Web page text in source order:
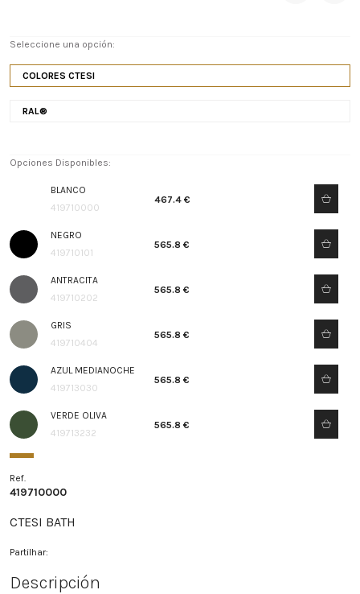
Seleccione una opción:
COLORES CTESI
RAL®
Opciones Disponibles:
BLANCO
419710000
467.4 €
NEGRO
419710101
565.8 €
ANTRACITA
419710202
565.8 €
GRIS
419710404
565.8 €
AZUL MEDIANOCHE
419713030
565.8 €
VERDE OLIVA
419713232
565.8 €
Ref.
419710000
CTESI BATH
Partilhar:
Descripción